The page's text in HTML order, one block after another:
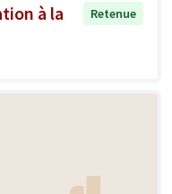
à la
Retenue